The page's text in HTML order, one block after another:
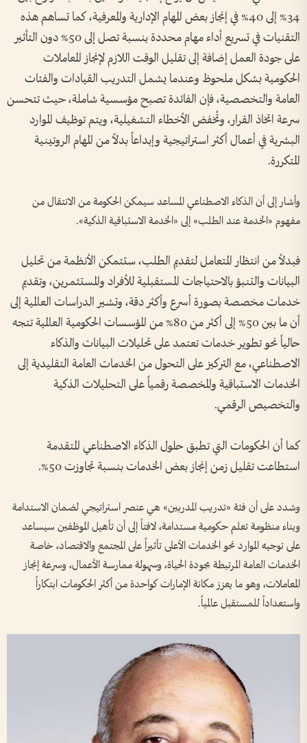
34% إلى 40% في إنجاز بعض المهام الإدارية والمعرفية، كما تساهم هذه
التقنيات في تسريع أداء مهام محددة بنسبة تصل إلى 50% دون التأثير
على جودة العمل إضافة إلى تقليل الوقت اللازم لإنجاز المعاملات
الحكومية بشكل ملحوظ وعندما يشمل التدريب القيادات والفئات
العامة والتخصصية، فإن الفائدة تصبح مؤسسية شاملة، حيث تتحسن
سرعة اتخاذ القرار، وتُخفض الأخطاء التشغيلية، ويتم توظيف الموارد
البشرية في أعمال أكثر استراتيجية وإبداعاً بدلاً من المهام الروتينية
المتكررة.
وأشار إلى أن الذكاء الاصطناعي المساعد سيمكن الحكومة من الانتقال من
مفهوم «الخدمة عند الطلب» إلى «الخدمة الاستباقية الذكية».
فبدلاً من انتظار المتعامل لتقديم الطلب، ستتمكن الأنظمة من تحليل
البيانات والتنبؤ بالاحتياجات المستقبلية للأفراد والمستثمرين، وتقديم
خدمات مخصصة بصورة أسرع وأكثر دقة، وتشير الدراسات العالمية إلى
أن ما بين 50% إلى أكثر من 80% من المؤسسات الحكومية العالمية تتجه
حالياً نحو تطوير خدمات تعتمد على تحليلات البيانات والذكاء
الاصطناعي، مع التركيز على التحول من الخدمات العامة التقليدية إلى
الخدمات الاستباقية والمخصصة رقمياً على التحليلات الذكية
والتخصيص الرقمي.
كما أن الحكومات التي تطبق حلول الذكاء الاصطناعي المتقدمة
استطاعت تقليل زمن إنجاز بعض الخدمات بنسبة تجاوزت 50%.
وشدد على أن فئة «تدريب المدربين» هي عنصر استراتيجي لضمان الاستدامة
وبناء منظومة تعلم حكومية مستدامة، لافتاً إلى أن تأهيل الموظفين سيساعد
على توجيه الموارد نحو الخدمات الأعلى تأثيراً على المجتمع والاقتصاد، خاصة
الخدمات العامة المرتبطة بجودة الحياة، وسهولة ممارسة الأعمال، وسرعة إنجاز
المعاملات، وهو ما يعزز مكانة الإمارات كواحدة من أكثر الحكومات ابتكاراً
واستعداداً للمستقبل عالمياً.